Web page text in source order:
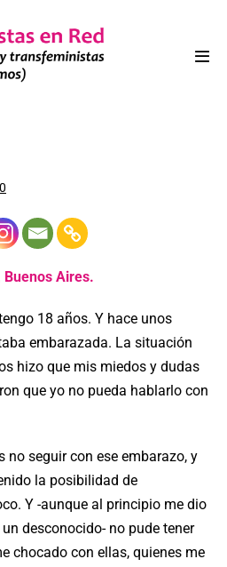
Aires.
18 años. Y hace unos
embarazada. La situación
hizo que mis miedos y dudas
que yo no pueda hablarlo con
no seguir con ese embarazo, y
la posibilidad de
Y -aunque al principio me dio
desconocido- no pude tener
chocado con ellas, quienes me